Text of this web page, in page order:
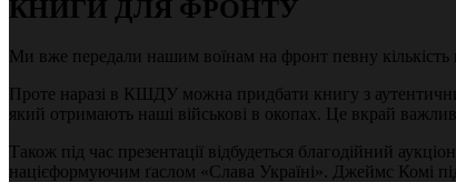
КНИГИ ДЛЯ ФРОНТУ
Ми вже передали нашим воїнам на фронт певну кількість
Проте наразі в КШДУ можна придбати книгу з
який отримають наші військові в окопах. Це вкрай
Також під час презентації відбудеться благодійний
націєформуючим ґаслом «Слава Україні». Джеймс Комі